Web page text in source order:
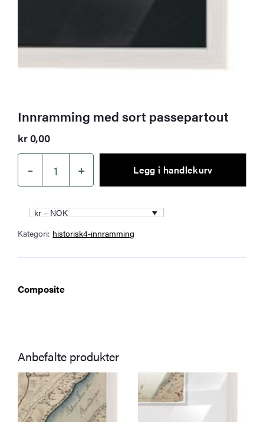
Innramming med sort passepartout
kr0,00
–
Innramming
sort
passepartout
antall
+ Legg i handlekurv
kr – NOK
Kategori: historisk4-innramming
Composite
Anbefalte produkter